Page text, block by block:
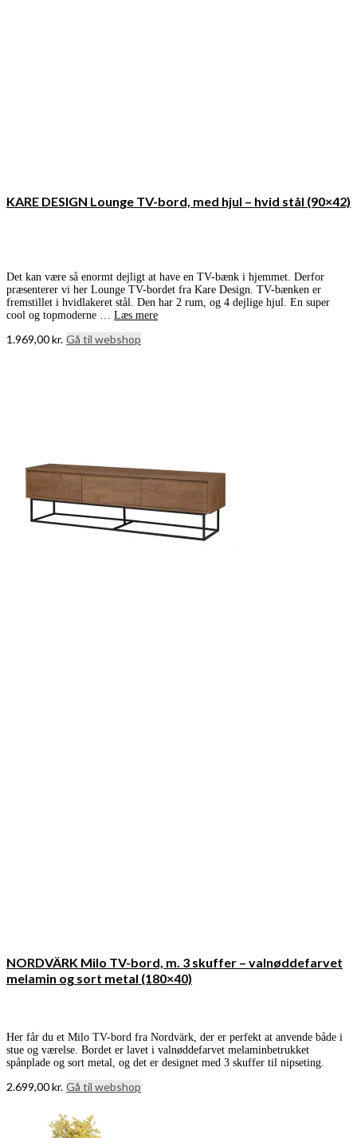
KARE DESIGN Lounge TV-bord, med hjul – hvid stål (90×42)
Det kan være så enormt dejligt at have en TV-bænk i hjemmet. Derfor
præsenterer vi her Lounge TV-bordet fra Kare Design. TV-bænken er
fremstillet i hvidlakeret stål. Den har 2 rum, og 4 dejlige hjul. En super
cool og topmoderne … Læs mere
1.969,00kr. Gå til webshop
NORDVÄRK Milo TV-bord, m. 3 skuffer – valnøddefarvet
melamin og sort metal (180×40)
Her får du et Milo TV-bord fra Nordvärk, der er perfekt at anvende både i
stue og værelse. Bordet er lavet i valnøddefarvet melaminbetrukket
spånplade og sort metal, og det er designet med 3 skuffer til nipseting.
2.699,00kr. Gå til webshop